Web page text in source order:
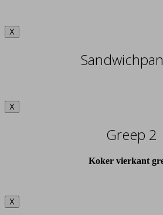
X
X
Greep 2
Koker vierkant
X